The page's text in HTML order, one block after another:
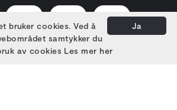
Ja
bruker cookies. Ved å
samtykker du
av cookies Les mer her